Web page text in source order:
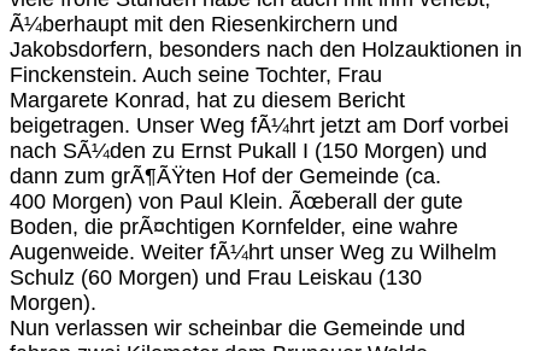
Ã¼berhaupt mit den Riesenkirchern und
Jakobsdorfern, besonders nach den Holzauktionen in
Finckenstein. Auch seine Tochter, Frau
Margarete Konrad, hat zu diesem Bericht
beigetragen. Unser Weg fÃ¼hrt jetzt am Dorf vorbei
nach SÃ¼den zu Ernst Pukall I (150 Morgen) und
dann zum grÃ¶ÃŸten Hof der Gemeinde (ca.
400 Morgen) von Paul Klein. Ãœberall der gute
Boden, die prÃ¤chtigen Kornfelder, eine wahre
Augenweide. Weiter fÃ¼hrt unser Weg zu Wilhelm
Schulz (60 Morgen) und Frau Leiskau (130
Morgen).
Nun verlassen wir scheinbar die Gemeinde und